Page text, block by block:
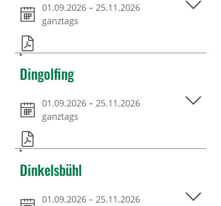
01.09.2026 – 25.11.2026
ganztags
Dingolfing
01.09.2026 – 25.11.2026
ganztags
Dinkelsbühl
01.09.2026 – 25.11.2026